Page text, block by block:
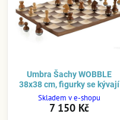
Umbra Šachy WOBBLE
38x38 cm, figurky se kývají
Skladem v e-shopu
7 150 Kč